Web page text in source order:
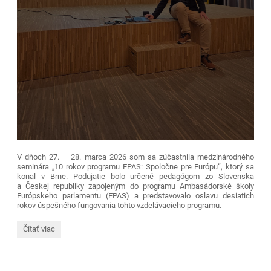
V dňoch 27. – 28. marca 2026 som sa zúčastnila medzinárodného
seminára „10 rokov programu EPAS: Spoločne pre Európu“, ktorý sa
konal v Brne. Podujatie bolo určené pedagógom zo Slovenska
a Českej republiky zapojeným do programu Ambasádorské školy
Európskeho parlamentu (EPAS) a predstavovalo oslavu desiatich
rokov úspešného fungovania tohto vzdelávacieho programu.
10
Čítať viac